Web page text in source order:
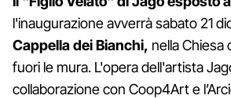
l'inaugurazione avverrà sabato 21
Cappella dei Bianchi, nella Chiesa
fuori le mura. L'opera dell'artista
collaborazione con Coop4Art e